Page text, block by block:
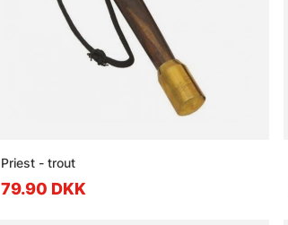
Priest - trout
79.90 DKK